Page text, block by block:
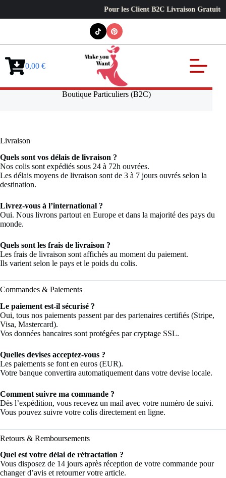
Pour les Client B2C Livraison Gratuite
Panier0,00 €
Boutique Particuliers (B2C)
Livraison
Quels sont vos délais de livraison ?
Nos colis sont expédiés sous 24 à 72h ouvrées.
Les délais moyens de livraison sont de 3 à 7 jours ouvrés selon la
destination.
Livrez-vous à l’international ?
Oui. Nous livrons partout en Europe et dans la majorité des pays du
monde.
Quels sont les frais de livraison ?
Les frais de livraison sont affichés au moment du paiement.
Ils varient selon le pays et le poids du colis.
Commandes & Paiements
Le paiement est-il sécurisé ?
Oui, tous nos paiements passent par des partenaires certifiés (Stripe,
Visa, Mastercard).
Vos données bancaires sont protégées par cryptage SSL.
Quelles devises acceptez-vous ?
Les paiements se font en euros (EUR).
Votre banque convertira automatiquement dans votre devise locale.
Comment suivre ma commande ?
Dès l’expédition, vous recevez un mail avec votre numéro de suivi.
Vous pouvez suivre votre colis directement en ligne.
Retours & Remboursements
Quel est votre délai de rétractation ?
Vous disposez de 14 jours après réception de votre commande pour
changer d’avis et retourner votre article.